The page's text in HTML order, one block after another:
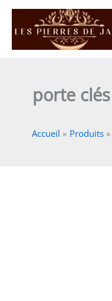
Aller
contenu
porte
Accueil Produits
nounours
être